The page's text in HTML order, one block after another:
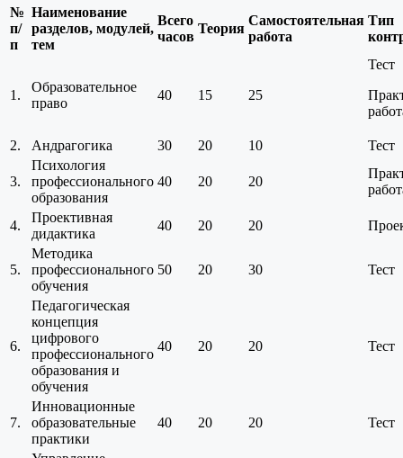
№
п/
п
Наименование
разделов, модулей,
тем
Всего
часов
Теория
Самостоятельная
работа
Тип
1.
Образовательное
право
40 15 25
Тест
2. Андрагогика 30 20 10 Тест
3.
Психология
профессионального
образования
40 20 20
4.
Проективная
дидактика
40 20 20
5.
Методика
профессионального
обучения
50 20 30 Тест
6.
Педагогическая
концепция
цифрового
профессионального
образования и
обучения
40 20 20 Тест
7.
Инновационные
образовательные
практики
40 20 20 Тест